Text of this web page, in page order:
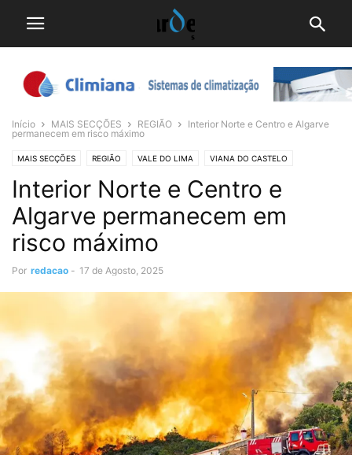
Início MAIS SECÇÕES REGIÃO
Interior Norte e Centro e Algarve
permanecem em risco máximo
MAIS SECÇÕES REGIÃO VALE DO LIMA VIANA DO CASTELO
Interior Norte e Centro e
Algarve permanecem em
risco máximo
Por redacao - 17 de Agosto, 2025